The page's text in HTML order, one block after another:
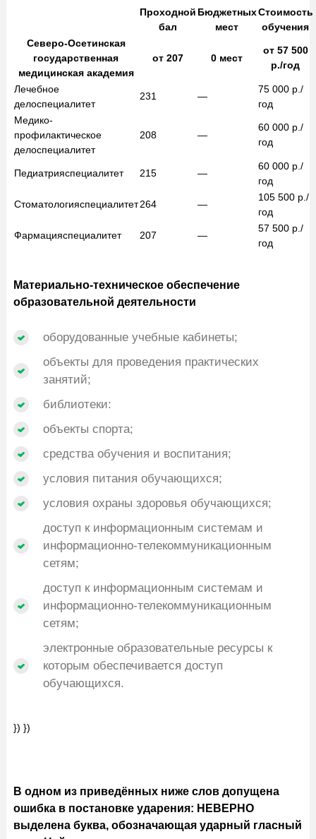
Проходной
бал
Бюджетных
мест
Стоимость
обучения
Северо-Осетинская
государственная
медицинская академия
от207 0 мест
от57 500
р./год
Лечебное
делоспециалитет
231 —
75 000 р./
год
Медико-
профилактическое
делоспециалитет
208 —
60 000 р./
год
Педиатрияспециалитет 215 —
60 000 р./
год
Стоматологияспециалитет264 —
105 500 р./
год
Фармацияспециалитет 207 —
57 500 р./
год
Материально-техническое обеспечение
образовательной деятельности
оборудованные учебные кабинеты;
объекты для проведения практических
занятий;
библиотеки:
объекты спорта;
средства обучения и воспитания;
условия питания обучающихся;
условия охраны здоровья обучающихся;
доступ к информационным системам и
информационно-телекоммуникационным
сетям;
доступ к информационным системам и
информационно-телекоммуникационным
сетям;
электронные образовательные ресурсы к
которым обеспечивается доступ
обучающихся.
}) })
В одном из приведённых ниже слов допущена
ошибка в постановке ударения: НЕВЕРНО
выделена буква, обозначающая ударный гласный